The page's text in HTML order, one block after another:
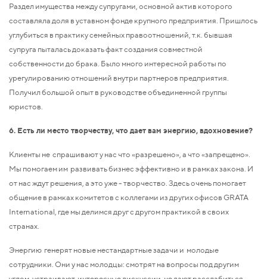
Раздел имущества между супругами, основной актив которого
составляла доля в уставном фонде крупного предприятия. Пришлось
углубиться в практику семейных правоотношений, т.к. бывшая
супруга пыталась доказать факт создания совместной
собственности до брака. Было много интересной работы по
урегулированию отношений внутри партнеров предприятия.
Получил большой опыт в руководстве объединенной группы
юристов.
6. Есть ли место творчеству, что дает вам энергию, вдохновение?
Клиенты не спрашивают у нас что «разрешено», а что «запрещено».
Мы помогаем им развивать бизнес эффективно и в рамках закона. И
от нас ждут решения, а это уже - творчество. Здесь очень помогает
общение в рамках комитетов с коллегами из других офисов GRATA
International, где мы делимся друг с другом практикой в своих
странах.
Энергию генерят новые нестандартные задачи и молодые
сотрудники. Они у нас молодцы: смотрят на вопросы под другим